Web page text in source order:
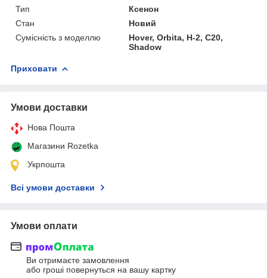
Тип
Ксенон
Стан
Новий
Сумісність з моделлю
Hover, Orbita, H-2, C20,
Shadow
Приховати
Умови доставки
Нова Пошта
Магазини Rozetka
Укрпошта
Всі умови доставки
Умови оплати
Ви отримаєте замовлення
або гроші повернуться на вашу картку